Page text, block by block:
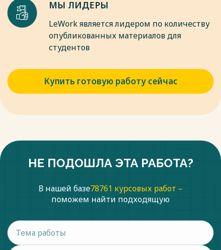
МЫ ЛИДЕРЫ
LeWork является лидером по количеству
опубликованных материалов для
студентов
Купить готовую работу сейчас
НЕ ПОДОШЛА ЭТА РАБОТА?
В нашей базе78761 курсовых работ –
поможем найти подходящую